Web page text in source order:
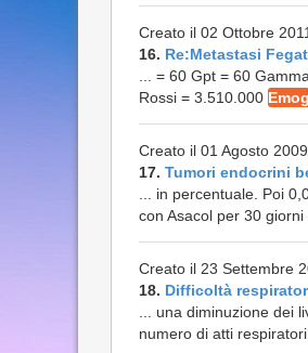
Creato il 02 Ottobre 2011
16. Re:Metastasi
... = 60 Gpt = 60
Rossi = 3.510.000
Creato il 01 Agosto 2009
17. Tumori endocrini
... in percentuale. Poi
con Asacol per 30
Creato il 23 Settembre
18. Difficoltà
... una diminuzione dei
numero di atti